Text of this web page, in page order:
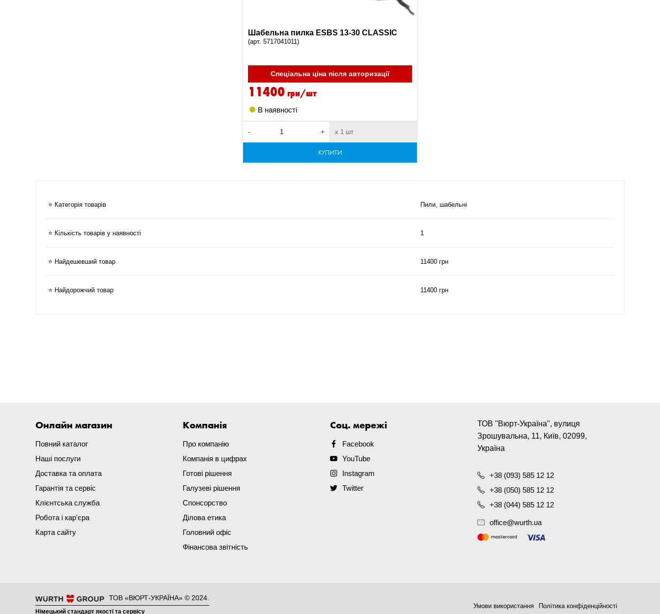
Шабельна пилка ESBS 13-30 CLASSIC
(арт. 5717041011)
Спеціальна ціна після авторизації
11400 грн/шт
В наявності
- + х 1 шт
КУПИТИ
⭐ Категорія товарів Пили, шабельні
⭐ Кількість товарів у наявності 1
⭐ Найдешевший товар 11400 грн
⭐ Найдорожчий товар 11400 грн
Онлайн магазин
Повний каталог
Наші послуги
Доставка та оплата
Гарантія та сервіс
Клієнтська служба
Робота і кар'єра
Карта сайту
Компанія
Про компанію
Компанія в цифрах
Готові рішення
Галузеві рішення
Спонсорство
Ділова етика
Головний офіс
Фінансова звітність
Соц. мережі
Facebook
YouTube
Instagram
Twitter
ТОВ "Вюрт-Україна", вулиця
Зрошувальна, 11, Київ, 02099,
Україна
+38 (093) 585 12 12
+38 (050) 585 12 12
+38 (044) 585 12 12
office@wurth.ua
ТОВ «ВЮРТ-УКРАЇНА» © 2024.
Німецький стандарт якості та сервісу
Умови використання Політика конфіденційності